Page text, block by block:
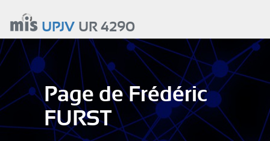
contenu
principal
UPJVUR 4290
Page de Frédéric
FURST